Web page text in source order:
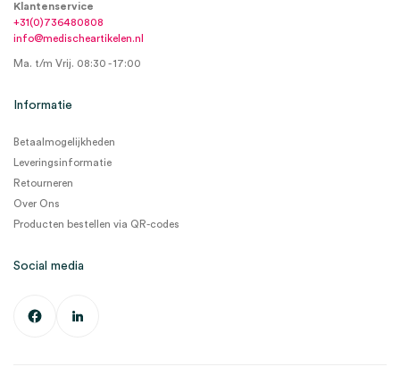
Klantenservice
+31(0)736480808
info@medischeartikelen.nl
Ma. t/m Vrij. 08:30 - 17:00
Informatie
Betaalmogelijkheden
Leveringsinformatie
Retourneren
Over Ons
Producten bestellen via QR-codes
Social media